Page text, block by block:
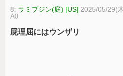
8: ラミブジン(庭) [US] 2025/05/29(
A0
屁理屈にはウンザリ